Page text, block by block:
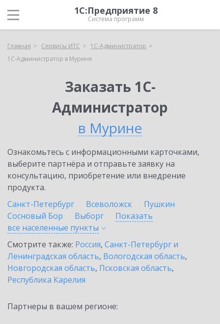
1С:Предприятие 8
Система программ
Главная Сервисы ИТС
1С-Администратор
1С-Администратор в Мурине
Заказать 1С-
Администратор
в Мурине
Ознакомьтесь с информационными карточками,
выберите партнёра и отправьте заявку на
консультацию, приобретение или внедрение
продукта.
Санкт-Петербург
Всеволожск
Пушкин
Сосновый Бор
Выборг
Показать
все населенные пункты
Смотрите также: Россия, Санкт-Петербург и
Ленинградская область, Вологодская область,
Новгородская область, Псковская область,
Республика Карелия
Партнеры в вашем регионе: